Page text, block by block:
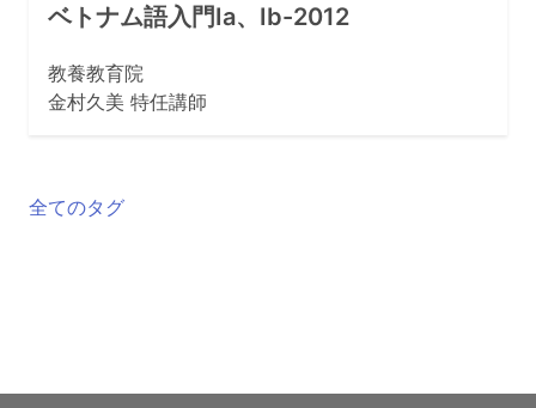
ベトナム語入門Ia、Ib-2012
教養教育院
金村久美 特任講師
全てのタグ